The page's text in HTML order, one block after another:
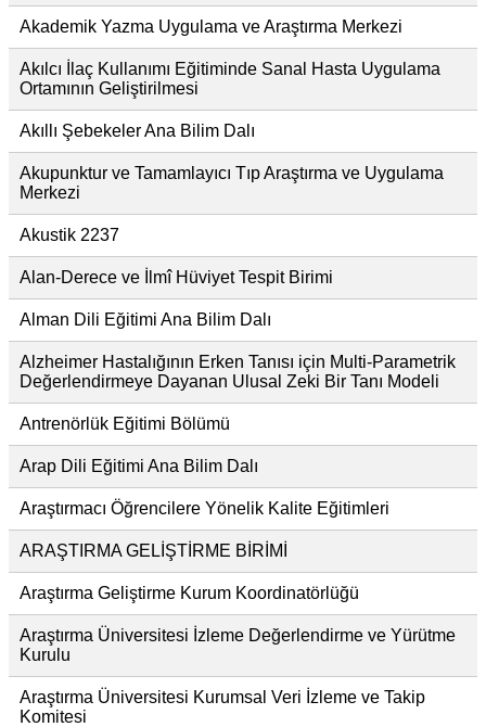
Akademik Yazma Uygulama ve Araştırma Merkezi
Akılcı İlaç Kullanımı Eğitiminde Sanal Hasta Uygulama
Ortamının Geliştirilmesi
Akıllı Şebekeler Ana Bilim Dalı
Akupunktur ve Tamamlayıcı Tıp Araştırma ve Uygulama
Merkezi
Akustik 2237
Alan-Derece ve İlmî Hüviyet Tespit Birimi
Alman Dili Eğitimi Ana Bilim Dalı
Alzheimer Hastalığının Erken Tanısı için Multi-Parametrik
Değerlendirmeye Dayanan Ulusal Zeki Bir Tanı Modeli
Antrenörlük Eğitimi Bölümü
Arap Dili Eğitimi Ana Bilim Dalı
Araştırmacı Öğrencilere Yönelik Kalite Eğitimleri
ARAŞTIRMA GELİŞTİRME BİRİMİ
Araştırma Geliştirme Kurum Koordinatörlüğü
Araştırma Üniversitesi İzleme Değerlendirme ve Yürütme
Kurulu
Araştırma Üniversitesi Kurumsal Veri İzleme ve Takip
Komitesi